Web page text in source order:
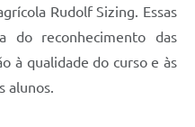
Rudolf Sizing. Essas
do reconhecimento das
à qualidade do curso e às
alunos.